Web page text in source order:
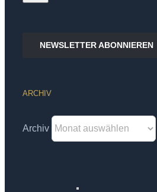
NEWSLETTER ABONNIEREN
ARCHIV
Archiv